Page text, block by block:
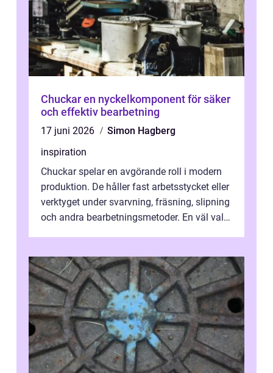
Chuckar en nyckelkomponent för säker
och effektiv bearbetning
17 juni 2026
Simon Hagberg
inspiration
Chuckar spelar en avgörande roll i modern
produktion. De håller fast arbetsstycket eller
verktyget under svarvning, fräsning, slipning
och andra bearbetningsmetoder. En väl vald